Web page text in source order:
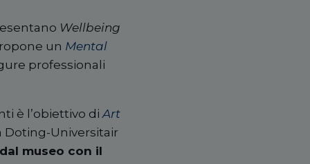
Wellbeing
un Mental
professionali
è l’obiettivo diArt
Doting-Universitair
museo con il